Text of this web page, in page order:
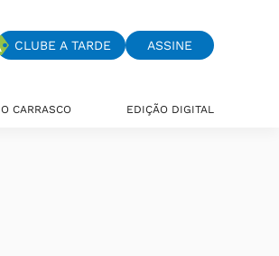
CLUBE A TARDE ASSINE
O CARRASCO EDIÇÃO DIGITAL